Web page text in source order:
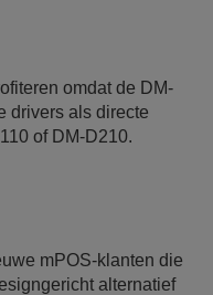
omdat de DM-
drivers als directe
of DM-D210.
mPOS-klanten die
alternatief